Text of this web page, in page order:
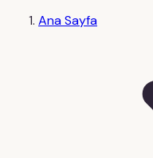
Ana Sayfa